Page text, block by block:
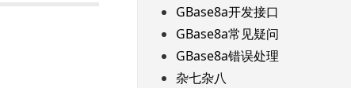
GBase8a开发接口
GBase8a常见疑问
GBase8a错误处理
杂七杂八